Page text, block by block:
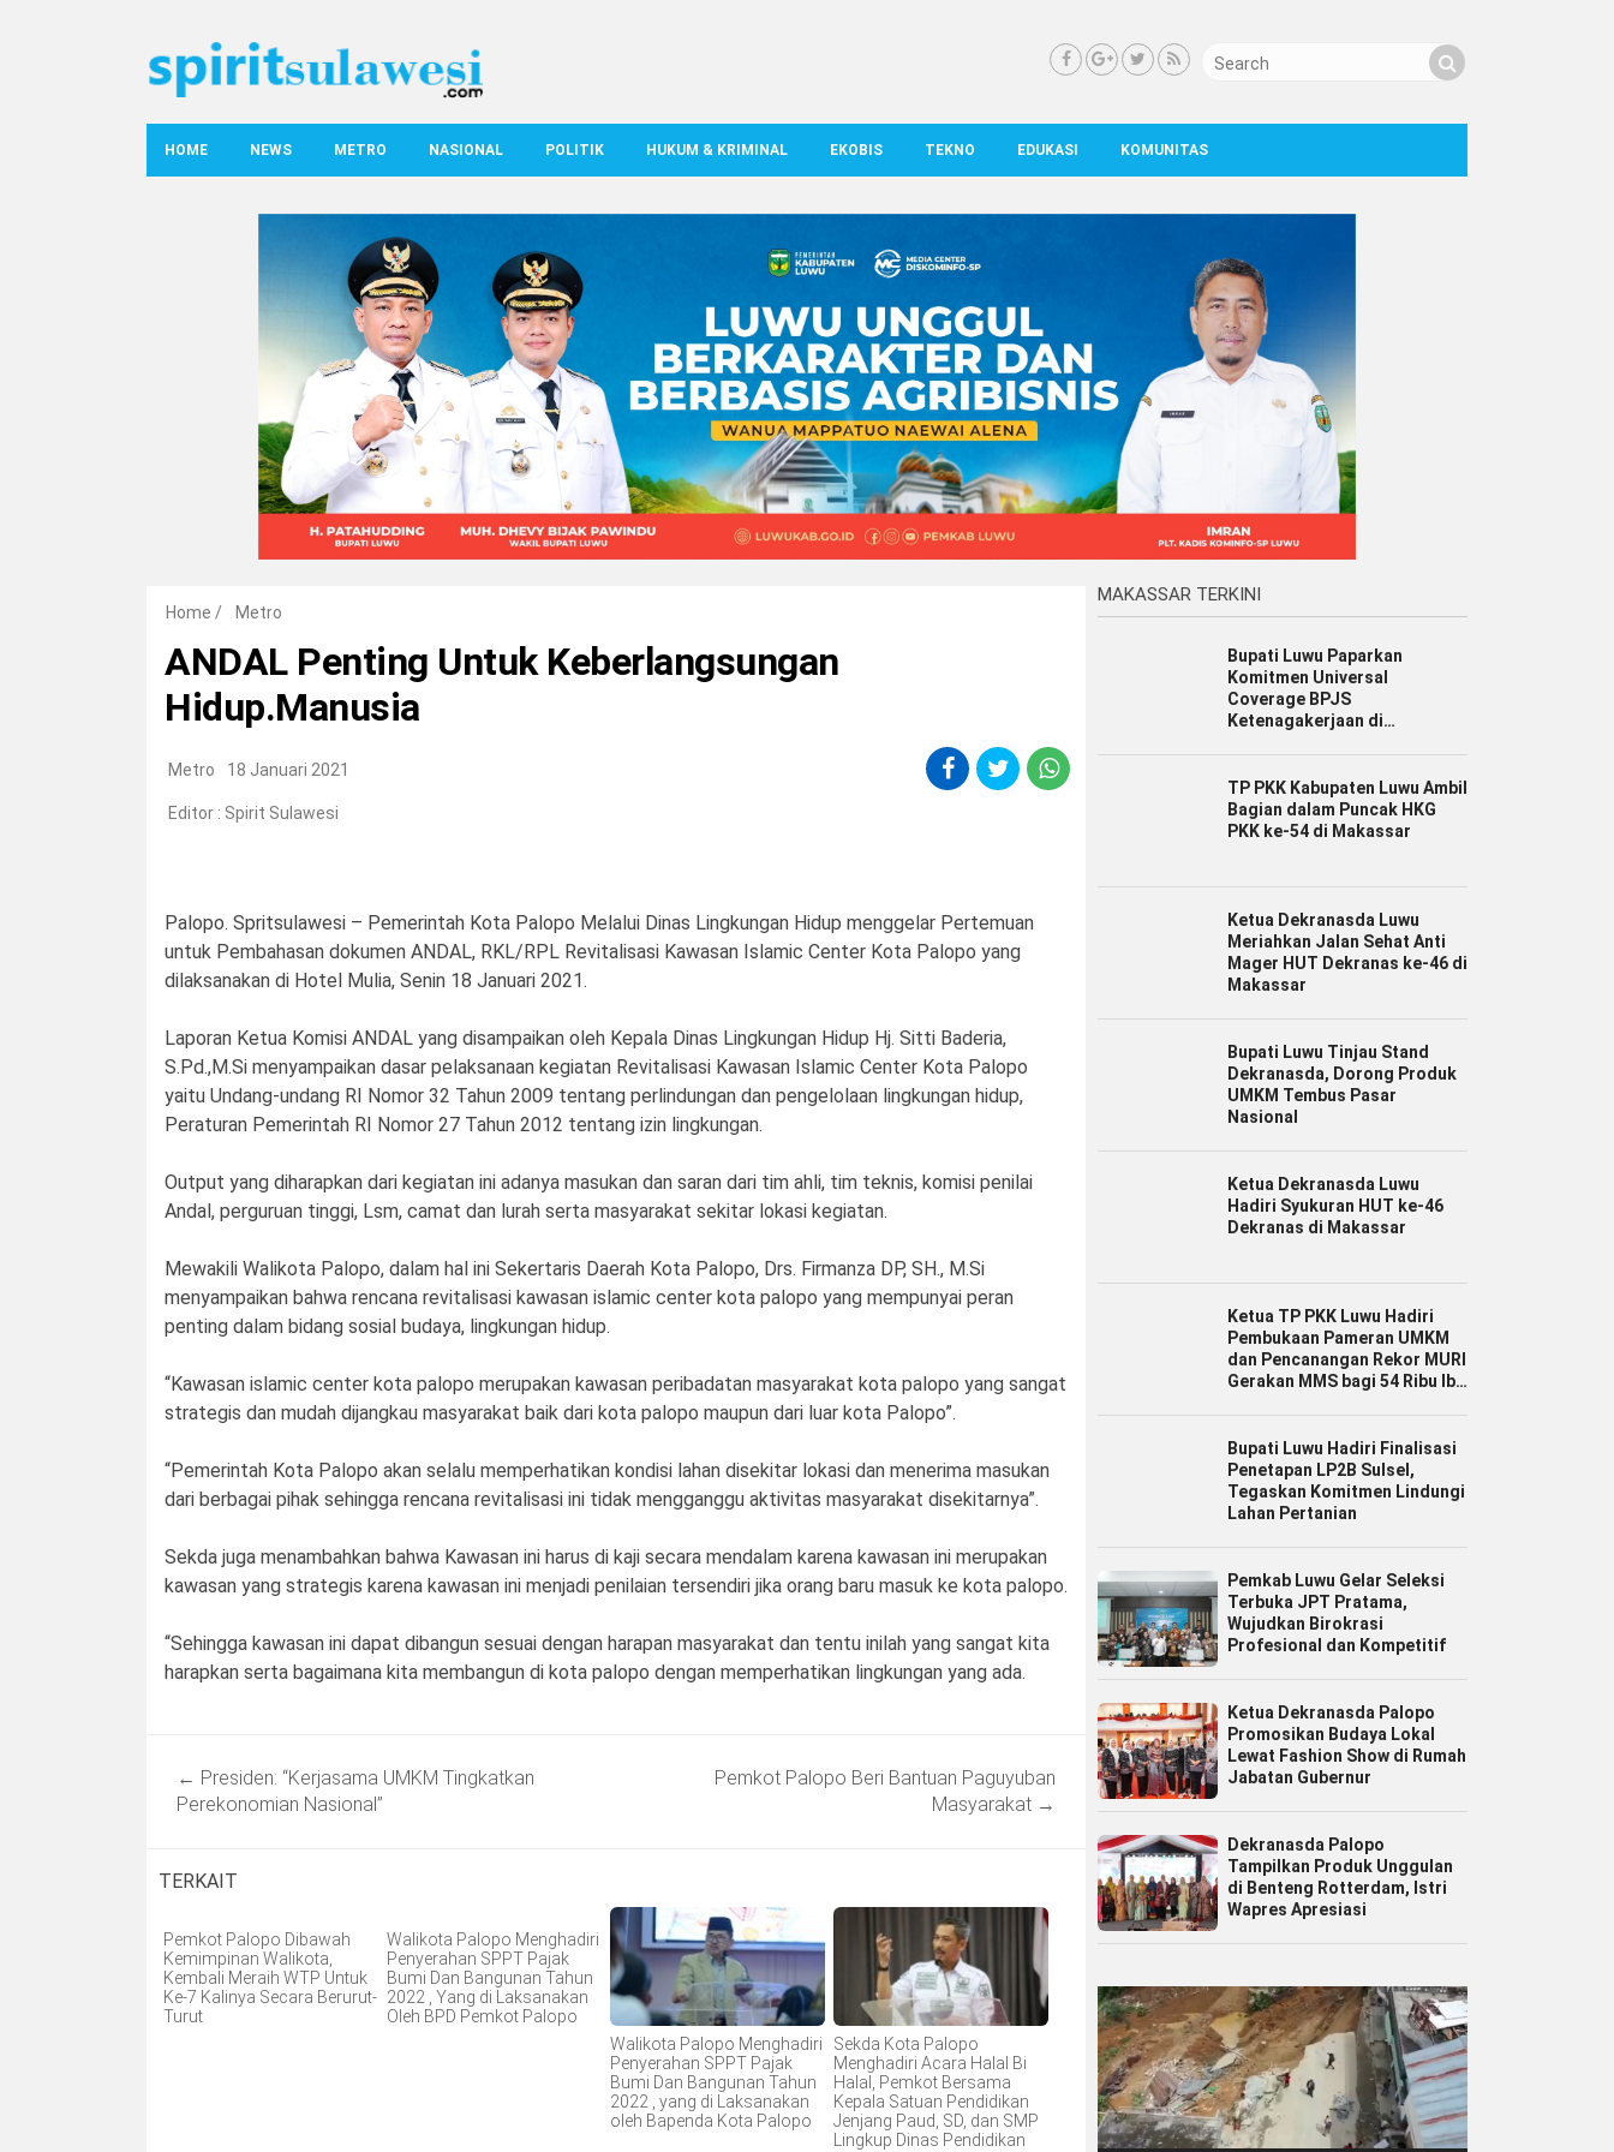
HOME NEWS METRO NASIONAL POLITIK HUKUM & KRIMINAL EKOBIS TEKNO EDUKASI KOMUNITAS
Home / Metro
ANDAL Penting Untuk Keberlangsungan
Hidup.Manusia
Metro 18 Januari 2021
Editor : Spirit Sulawesi
Palopo. Spritsulawesi – Pemerintah Kota Palopo Melalui Dinas Lingkungan Hidup menggelar Pertemuan
untuk Pembahasan dokumen ANDAL, RKL/RPL Revitalisasi Kawasan Islamic Center Kota Palopo yang
dilaksanakan di Hotel Mulia, Senin 18 Januari 2021.
Laporan Ketua Komisi ANDAL yang disampaikan oleh Kepala Dinas Lingkungan Hidup Hj. Sitti Baderia,
S.Pd.,M.Si menyampaikan dasar pelaksanaan kegiatan Revitalisasi Kawasan Islamic Center Kota Palopo
yaitu Undang-undang RI Nomor 32 Tahun 2009 tentang perlindungan dan pengelolaan lingkungan hidup,
Peraturan Pemerintah RI Nomor 27 Tahun 2012 tentang izin lingkungan.
Output yang diharapkan dari kegiatan ini adanya masukan dan saran dari tim ahli, tim teknis, komisi penilai
Andal, perguruan tinggi, Lsm, camat dan lurah serta masyarakat sekitar lokasi kegiatan.
Mewakili Walikota Palopo, dalam hal ini Sekertaris Daerah Kota Palopo, Drs. Firmanza DP, SH., M.Si
menyampaikan bahwa rencana revitalisasi kawasan islamic center kota palopo yang mempunyai peran
penting dalam bidang sosial budaya, lingkungan hidup.
“Kawasan islamic center kota palopo merupakan kawasan peribadatan masyarakat kota palopo yang sangat
strategis dan mudah dijangkau masyarakat baik dari kota palopo maupun dari luar kota Palopo”.
“Pemerintah Kota Palopo akan selalu memperhatikan kondisi lahan disekitar lokasi dan menerima masukan
dari berbagai pihak sehingga rencana revitalisasi ini tidak mengganggu aktivitas masyarakat disekitarnya”.
Sekda juga menambahkan bahwa Kawasan ini harus di kaji secara mendalam karena kawasan ini merupakan
kawasan yang strategis karena kawasan ini menjadi penilaian tersendiri jika orang baru masuk ke kota palopo.
“Sehingga kawasan ini dapat dibangun sesuai dengan harapan masyarakat dan tentu inilah yang sangat kita
harapkan serta bagaimana kita membangun di kota palopo dengan memperhatikan lingkungan yang ada.
navigation
← Presiden: “Kerjasama UMKM Tingkatkan
Perekonomian Nasional”
Pemkot Palopo Beri Bantuan Paguyuban
Masyarakat →
TERKAIT
Pemkot Palopo Dibawah
Kemimpinan Walikota,
Kembali Meraih WTP Untuk
Ke-7 Kalinya Secara Berurut-
Turut
Walikota Palopo Menghadiri
Penyerahan SPPT Pajak
Bumi Dan Bangunan Tahun
2022 , Yang di Laksanakan
Oleh BPD Pemkot Palopo
Walikota Palopo Menghadiri
Penyerahan SPPT Pajak
Bumi Dan Bangunan Tahun
2022 , yang di Laksanakan
oleh Bapenda Kota Palopo
Sekda Kota Palopo
Menghadiri Acara Halal Bi
Halal, Pemkot Bersama
Kepala Satuan Pendidikan
Jenjang Paud, SD, dan SMP
Lingkup Dinas Pendidikan
MAKASSAR TERKINI
Bupati Luwu Paparkan
Komitmen Universal
Coverage BPJS
Ketenagakerjaan di
TP PKK Kabupaten Luwu Ambil
Bagian dalam Puncak HKG
PKK ke-54 di Makassar
Ketua Dekranasda Luwu
Meriahkan Jalan Sehat Anti
Mager HUT Dekranas ke-46 di
Makassar
Bupati Luwu Tinjau Stand
Dekranasda, Dorong Produk
UMKM Tembus Pasar
Nasional
Ketua Dekranasda Luwu
Hadiri Syukuran HUT ke-46
Dekranas di Makassar
Ketua TP PKK Luwu Hadiri
Pembukaan Pameran UMKM
dan Pencanangan Rekor MURI
Gerakan MMS bagi 54 Ribu Ibu
Bupati Luwu Hadiri Finalisasi
Penetapan LP2B Sulsel,
Tegaskan Komitmen Lindungi
Lahan Pertanian
Pemkab Luwu Gelar Seleksi
Terbuka JPT Pratama,
Wujudkan Birokrasi
Profesional dan Kompetitif
Ketua Dekranasda Palopo
Promosikan Budaya Lokal
Lewat Fashion Show di Rumah
Jabatan Gubernur
Dekranasda Palopo
Tampilkan Produk Unggulan
di Benteng Rotterdam, Istri
Wapres Apresiasi
Pemutar
Video